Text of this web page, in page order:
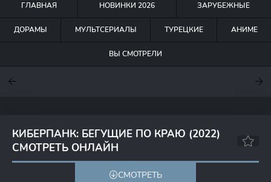
ГЛАВНАЯ НОВИНКИ 2026 ЗАРУБЕЖНЫЕ
ДОРАМЫ МУЛЬТСЕРИАЛЫ ТУРЕЦКИЕ АНИМЕ
ВЫ СМОТРЕЛИ
КИБЕРПАНК: БЕГУЩИЕ ПО КРАЮ (2022)
СМОТРЕТЬ ОНЛАЙН
7.9
СМОТРЕТЬ